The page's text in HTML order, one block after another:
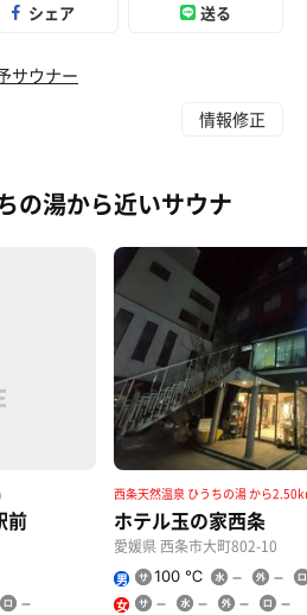
シェア 送る
サウナー
情報修正
の湯から近いサウナ
前
西条天然温泉 ひうちの湯 から
ホテル玉の家西条
愛媛県 西条市大町802-10
男 100 ℃
女